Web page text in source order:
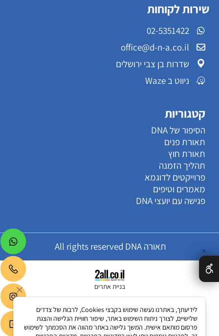
שירות לקוחות
02-5351422
office@d-n-a.co.il
שדרות בן צבי ירושלים
ניווט ב Waze
קטגוריות
הסיפור של DNA
תאורת פנים
תאורת חוץ
תהליך הזמנה
פרוייקטים לדוגמא
מאמרים וטיפים
פגישה עם יועצי DNA
תאורה All rights reserved DNA
בניית אתרים
✕
לידיעתך, באתרנו נעשה שימוש בקבצי Cookies, לרבות של צדדים
שלישיים, לצורך ניתוח השימוש באתר, שיפור חוויית הגלישה והצגת
פרסום מותאם אישית. המשך גלישה באתר מהווה את הסכמתך לשימוש